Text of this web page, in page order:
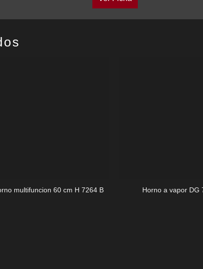
multifuncion 60 cm H 7264 B Horno a vapor DG